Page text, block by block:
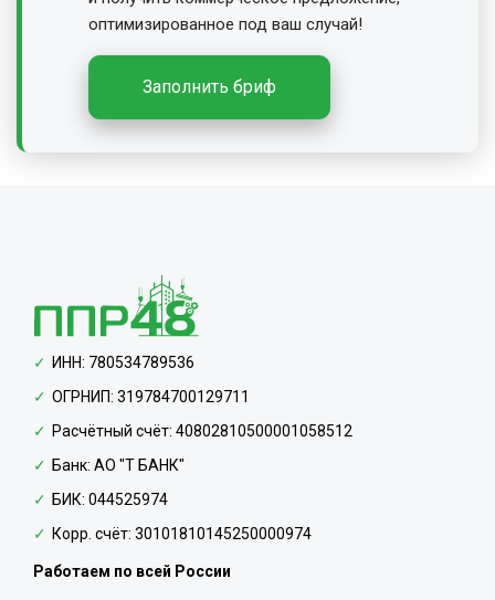
оптимизированное под ваш случай!
Заполнить бриф
ИНН: 780534789536
ОГРНИП: 319784700129711
Расчётный счёт: 40802810500001058512
Банк: АО "Т БАНК"
БИК: 044525974
Корр. счёт: 30101810145250000974
Работаем по всей России